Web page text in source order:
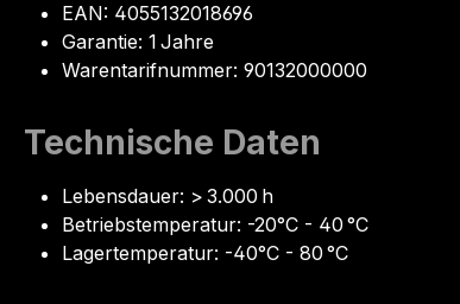
EAN: 4055132018696
Garantie: 1 Jahre
Warentarifnummer: 90132000000
Technische Daten
Lebensdauer: > 3.000 h
Betriebstemperatur: -20°C - 40 °C
Lagertemperatur: -40°C - 80 °C